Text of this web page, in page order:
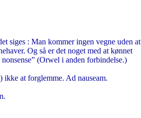
siges : Man kommer ingen vegne uden at
Og så er det noget med at kønnet
(Orwel i anden forbindelse.)
ikke at forglemme. Ad nauseam.